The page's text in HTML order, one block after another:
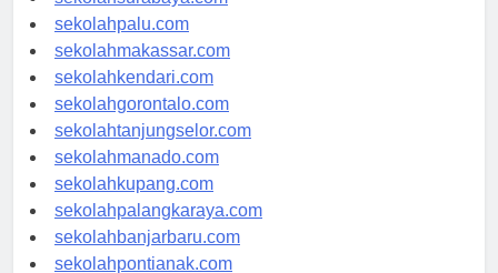
sekolahsurabaya.com
sekolahpalu.com
sekolahmakassar.com
sekolahkendari.com
sekolahgorontalo.com
sekolahtanjungselor.com
sekolahmanado.com
sekolahkupang.com
sekolahpalangkaraya.com
sekolahbanjarbaru.com